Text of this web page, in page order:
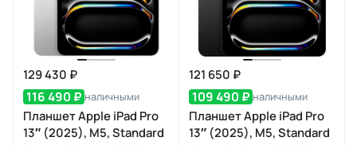
129 430 ₽
116 490 ₽ наличными
Планшет Apple iPad Pro
13″ (2025), M5, Standard
121 650 ₽
109 490 ₽ наличными
Планшет Apple iPad Pro
13″ (2025), M5, Standard